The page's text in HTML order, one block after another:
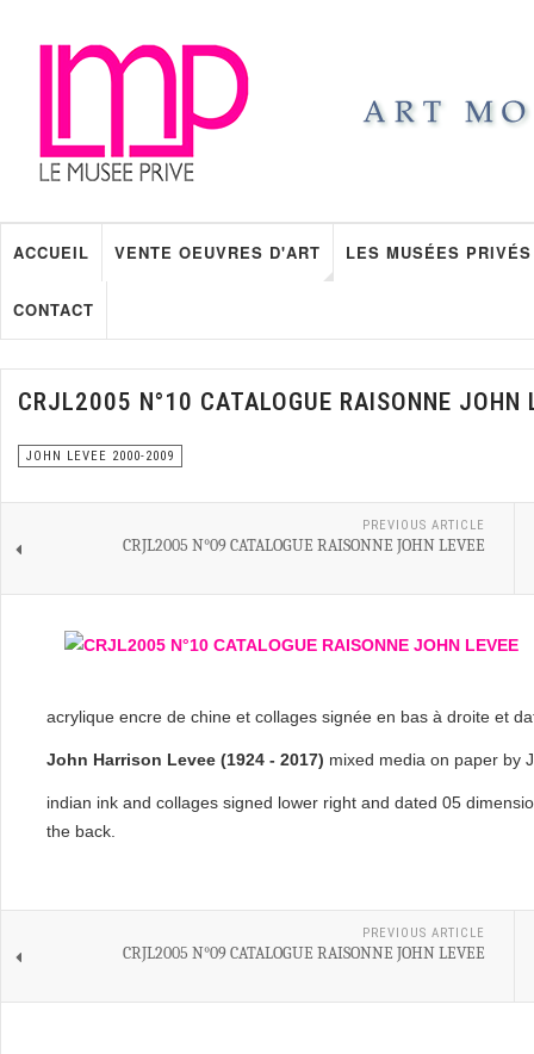
ACCUEIL VENTE OEUVRES D'ART LES MUSÉES PRIVÉS
CONTACT
CRJL2005 N°10 CATALOGUE RAISONNE JOHN
JOHN LEVEE 2000-2009
PREVIOUS ARTICLE
CRJL2005 N°09 CATALOGUE RAISONNE JOHN LEVEE
acrylique encre de chine et collages signée en bas à droite et
John Harrison Levee (1924 - 2017) mixed media on paper by
indian ink and collages signed lower right and dated 05
the back.
PREVIOUS ARTICLE
CRJL2005 N°09 CATALOGUE RAISONNE JOHN LEVEE